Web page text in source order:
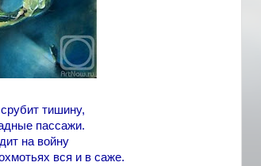
тишину,
пассажи.
на войну
вся и в саже.